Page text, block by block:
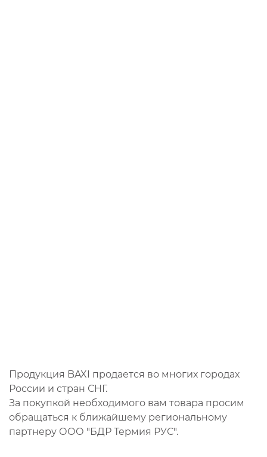
Продукция BAXI продается во многих городах
России и стран СНГ.
За покупкой необходимого вам товара просим
обращаться к ближайшему региональному
партнеру ООО "БДР Термия РУС".